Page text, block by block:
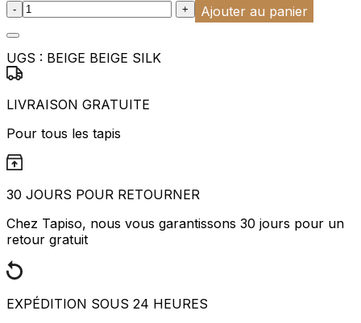
:product_name quantity
- + Ajouter au panier
UGS : BEIGE BEIGE SILK
LIVRAISON GRATUITE
Pour tous les tapis
30 JOURS POUR RETOURNER
Chez Tapiso, nous vous garantissons 30 jours pour un
retour gratuit
EXPÉDITION SOUS 24 HEURES